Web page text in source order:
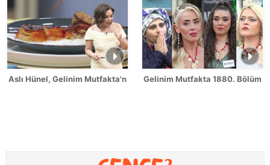
Aslı Hünel, Gelinim Mutfakta'nın 1879. Bölümünde en yüksek
Gelinim Mutfakta 1880. Bölüm